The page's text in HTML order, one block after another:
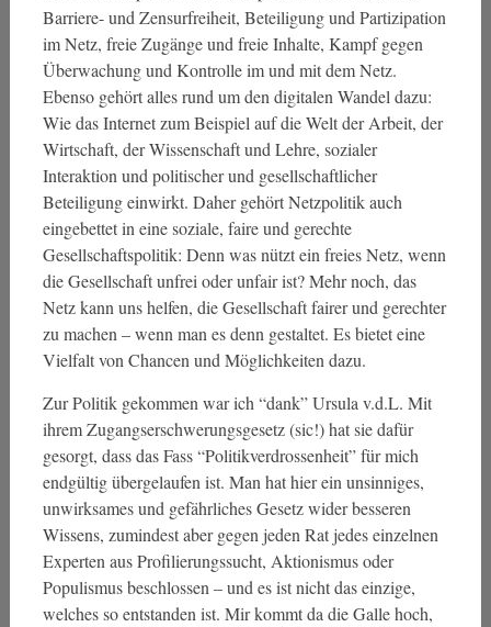
Barriere- und Zensurfreiheit, Beteiligung und Partizipation
im Netz, freie Zugänge und freie Inhalte, Kampf gegen
Überwachung und Kontrolle im und mit dem Netz.
Ebenso gehört alles rund um den digitalen Wandel dazu:
Wie das Internet zum Beispiel auf die Welt der Arbeit, der
Wirtschaft, der Wissenschaft und Lehre, sozialer
Interaktion und politischer und gesellschaftlicher
Beteiligung einwirkt. Daher gehört Netzpolitik auch
eingebettet in eine soziale, faire und gerechte
Gesellschaftspolitik: Denn was nützt ein freies Netz, wenn
die Gesellschaft unfrei oder unfair ist? Mehr noch, das
Netz kann uns helfen, die Gesellschaft fairer und gerechter
zu machen – wenn man es denn gestaltet. Es bietet eine
Vielfalt von Chancen und Möglichkeiten dazu.
Zur Politik gekommen war ich “dank” Ursula v.d.L. Mit
ihrem Zugangserschwerungsgesetz (sic!) hat sie dafür
gesorgt, dass das Fass “Politikverdrossenheit” für mich
endgültig übergelaufen ist. Man hat hier ein unsinniges,
unwirksames und gefährliches Gesetz wider besseren
Wissens, zumindest aber gegen jeden Rat jedes einzelnen
Experten aus Profilierungssucht, Aktionismus oder
Populismus beschlossen – und es ist nicht das einzige,
welches so entstanden ist. Mir kommt da die Galle hoch,